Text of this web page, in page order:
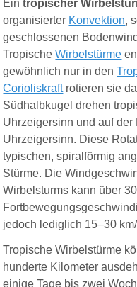
Eintropischer
organisierter Konvektion,
geschlossenen
TropischeWirbelstürme
gewöhnlich nur in den
Corioliskraftrotieren sie
Südhalbkugel drehen
Uhrzeigersinn und auf
Uhrzeigersinn. Diese
typischen, spiralförmig
Stürme. Die
Wirbelsturms kann über
jedoch lediglich 15–30
Tropische Wirbelstürme
hunderte Kilometer
einige Tage bis zwei